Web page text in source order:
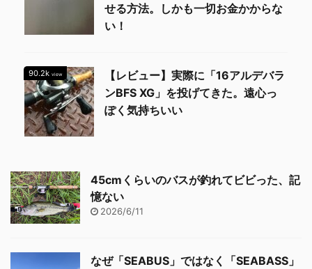
せる方法。しかも一切お金かからな
い！
90.2k view
【レビュー】実際に「16アルデバラ
ンBFS XG」を投げてきた。遠心っ
ぽく気持ちいい
45cmくらいのバスが釣れてビビった、記
憶ない
2026/6/11
なぜ「SEABUS」ではなく「SEABASS」